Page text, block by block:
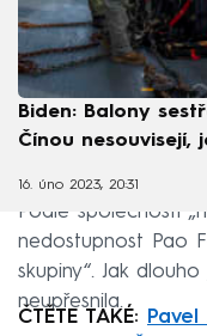
Biden: Balony
Čínou nesouvisejí,
16. úno 2023, 20:31
Podle společnosti
nedostupnost Pao
skupiny“. Jak
neupřesnila.
ČTĚTE TAKÉ: